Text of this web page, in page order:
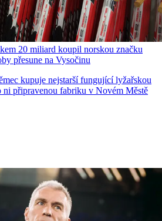
20 miliard koupil norskou značku
přesune na Vysočinu
kupuje nejstarší fungující lyžařskou
ni připravenou fabriku v Novém Městě